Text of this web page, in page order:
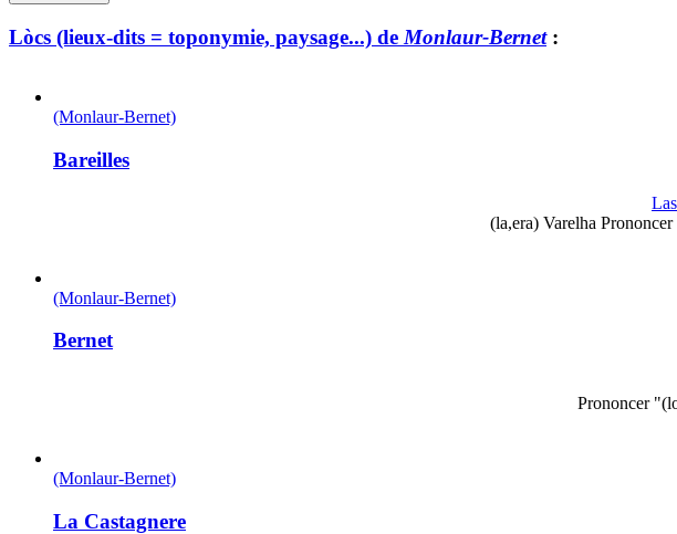
Lòcs (lieux-dits = toponymie, paysage...) de Monlaur-Bernet:
(Monlaur-Bernet)
Bareilles
(la,era) Varelha
(Monlaur-Bernet)
Bernet
Prononcer
(Monlaur-Bernet)
La Castagnere